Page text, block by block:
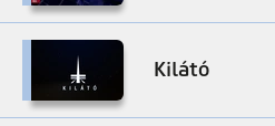
Kilátó